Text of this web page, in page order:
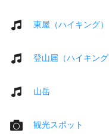
東屋（ハイキング）
登山届（ハイキング
山岳
観光スポット